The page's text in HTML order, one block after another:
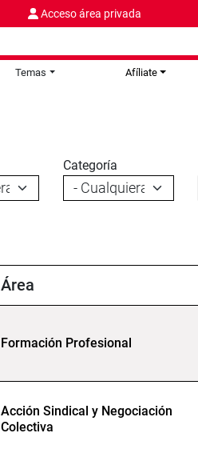
Acceso área privada
Temas Afíliate
Categoría
Área
Formación Profesional
Acción Sindical y Negociación
Colectiva